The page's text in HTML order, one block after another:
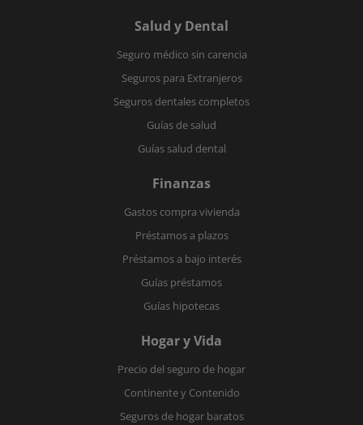
Salud y Dental
Seguro médico sin carencia
Seguros para Extranjeros
Seguros dentales completos
Guías de salud
Guías salud dental
Finanzas
Gastos compra vivienda
Préstamos a plazos
Préstamos a bajo interés
Guías préstamos
Guías hipotecas
Hogar y Vida
Precio del seguro de hogar
Continente y Contenido
Seguros de hogar baratos